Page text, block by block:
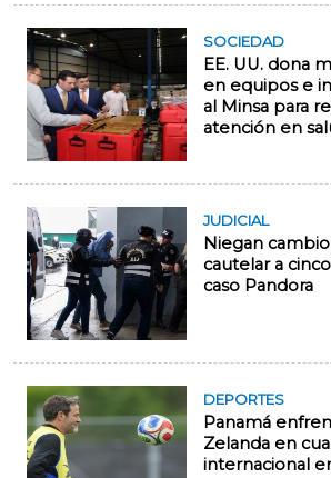
SOCIEDAD
EE. UU. dona
en equipos e
al Minsa para
atención en
JUDICIAL
Niegan
cautelar a
caso Pandora
DEPORTES
Panamá
Zelanda en
internacional